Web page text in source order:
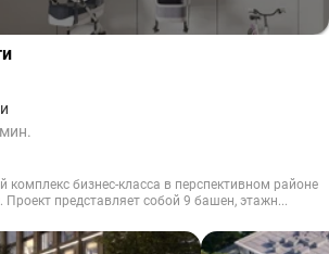
бизнес-класса в перспективном районе
представляет собой 9 башен, этажн...